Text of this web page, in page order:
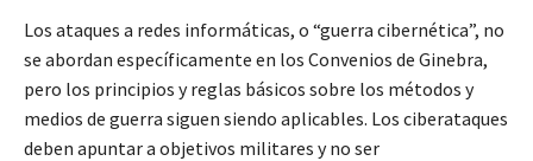
Los ataques a redes informáticas, o “guerra cibernética”, no
se abordan específicamente en los Convenios de Ginebra,
pero los principios y reglas básicos sobre los métodos y
medios de guerra siguen siendo aplicables. Los ciberataques
deben apuntar a objetivos militares y no ser